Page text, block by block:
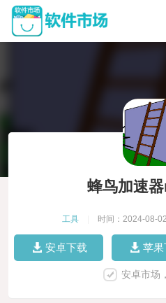
蜂鸟加速
工具 时间：2024-08-02
安卓下载 苹果
安卓市场